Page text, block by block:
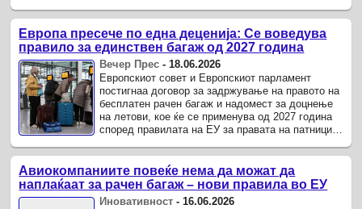
Европа пресече по една деценија: Се воведува
правило за единствен багаж од 2027 година
Вечер Прес -18.06.2026
Европскиот совет и Европскиот парламент
постигнаа договор за задржување на правото на
бесплатен рачен багаж и надомест за доцнење
на летови, кое ќе се применува од 2027 година
според правилата на ЕУ за правата на патниците
деценија ...
Авиокомпаниите повеќе нема да можат да
наплаќаат за рачен багаж – нови правила во ЕУ
Иновативност -16.06.2026